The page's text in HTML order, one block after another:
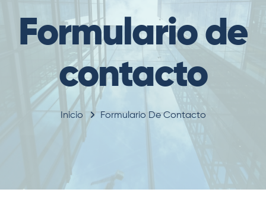
Formulario de
contacto
Inicio Formulario De Contacto